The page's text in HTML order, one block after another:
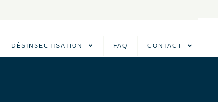
DÉSINSECTISATION FAQ CONTACT